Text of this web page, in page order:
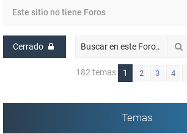
Este sitio no tiene Foros
Cerrado
182 temas 1 2 3 4
Temas